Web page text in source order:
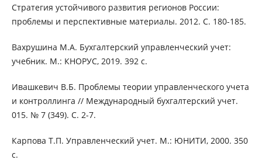
Стратегия устойчивого развития регионов России:
проблемы и перспективные материалы. 2012. С. 180-185.
Вахрушина М.А. Бухгалтерский управленческий учет:
учебник. М.: КНОРУС, 2019. 392 с.
Ивашкевич В.Б. Проблемы теории управленческого учета
и контроллинга // Международный бухгалтерский учет.
015. № 7 (349). С. 2-7.
Карпова Т.П. Управленческий учет. М.: ЮНИТИ, 2000. 350
с.